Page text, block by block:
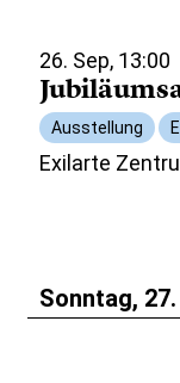
26. Sep, 13:00
Ausstellung
Exilarte
Sonntag,